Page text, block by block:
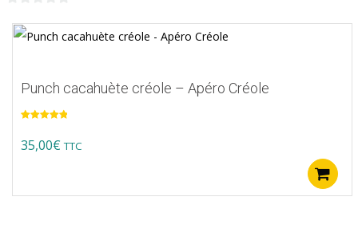
sur
Punch cacahuète créole – Apéro Créole
35,00€ TTC